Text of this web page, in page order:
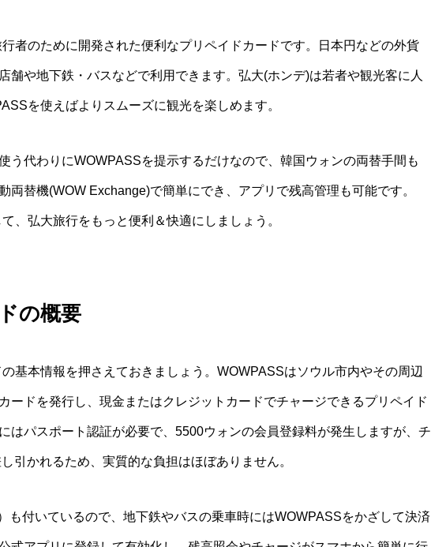
者のために開発された便利なプリペイドカードです。日本円などの外貨
舗や地下鉄・バスなどで利用できます。弘大(ホンデ)は若者や観光客に人
を使えばよりスムーズに観光を楽しめます。
う代わりにWOWPASSを提示するだけなので、韓国ウォンの両替手間も
両替機(WOW Exchange)で簡単にでき、アプリで残高管理も可能です。
、弘大旅行をもっと便利＆快適にしましょう。
の概要
基本情報を押さえておきましょう。WOWPASSはソウル市内やその周辺
ードを発行し、現金またはクレジットカードでチャージできるプリペイド
はパスポート認証が必要で、5500ウォンの会員登録料が発生しますが、チ
引かれるため、実質的な負担はほぼありません。
も付いているので、地下鉄やバスの乗車時にはWOWPASSをかざして決済